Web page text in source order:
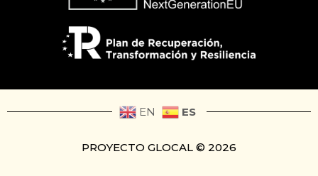
EN ES
PROYECTO GLOCAL © 2026